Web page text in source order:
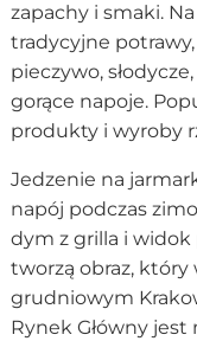
zapachy i smaki.
tradycyjne potrawy,
pieczywo,
gorące napoje.
produkty i wyroby
Jedzenie na
napój podczas
dym z grilla i widok
tworzą obraz, który
grudniowym
Rynek Główny